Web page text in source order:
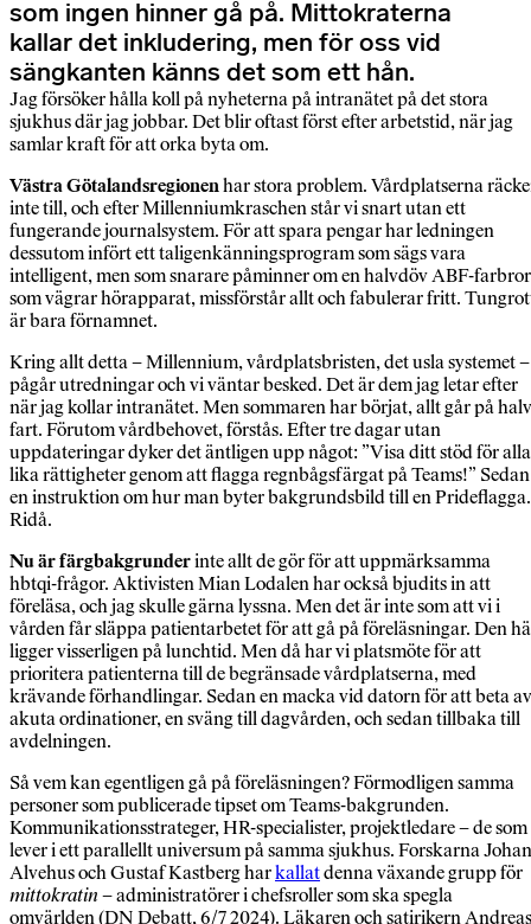
som ingen hinner gå på. Mittokraterna
kallar det inkludering, men för oss vid
sängkanten känns det som ett hån.
Jag försöker hålla koll på nyheterna på in­tranätet på det stora
sjukhus där jag jobbar. Det blir oftast först efter arbetstid, när jag
samlar kraft för att orka byta om.
Västra Götalandsregionenhar stora problem. Vårdplatserna
inte till, och efter Millen­niumkraschen står vi snart utan ett
fungerande journalsystem. För att spara pengar har ledningen
dessutom infört ett taligenkänningsprogram som sägs vara
intelligent, men som snarare påminner om en halvdöv ABF-farbror
som vägrar hörapparat, missförstår allt och fabulerar fritt.
är bara förnamnet.
Kring allt detta – Millennium, vårdplatsbristen, det usla systemet –
pågår utredningar och vi väntar besked. Det är dem jag letar efter
när jag kollar in­tranätet. Men sommaren har börjat, allt går på
fart. Förutom vårdbehovet, förstås. Efter tre dagar utan
uppdateringar dyker det äntligen upp något: ”Visa ditt stöd för
lika rättigheter genom att flagga regnbågsfärgat på Teams!” Sedan
en instruk­tion om hur man byter bakgrundsbild till en Prideflagga.
Ridå.
Nu är färgbakgrunderinte allt de gör för att uppmärksamma
hbtqi-frågor. Ak­tivisten Mian Lodalen har också bjudits in att
föreläsa, och jag skulle gärna lyss­na. Men det är inte som att vi i
vården får släppa patientarbetet för att gå på före­läsningar. Den
ligger visserligen på lunchtid. Men då har vi platsmöte för att
prioritera patienterna till de begränsade vårdplatserna, med
krävande förhandlingar. Sedan en macka vid datorn för att beta av
akuta ordina­tioner, en sväng till dagvården, och sedan tillbaka till
avdelningen.
Så vem kan egentligen gå på föreläsningen? För­modligen samma
personer som publicerade tipset om Teams-bakgrunden.
Kommunikationsstrate­ger, HR-specialister, projektledare – de som
lever i ett parallellt universum på samma sjukhus. Fors­karna Johan
Alvehus och Gustaf Kastberg harkallatdenna växande grupp för
mittokratin – administra­törer i chefsroller som ska spegla
omvärlden (DN Debatt, 6/7 2024). Läkaren och satirikern Andreas